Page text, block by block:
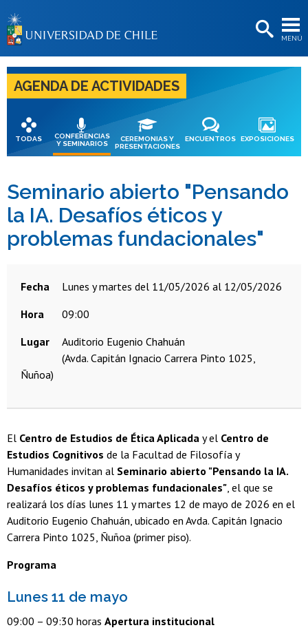
MENÚ
BIBLIOTECAS
LA UNIVERSIDAD
Postulantes
Estudiantes
Académicas/os
Funcionarias/os
Egresadas/os
AGENDA DE ACTIVIDADES
TODAS
CONFERENCIAS
Y SEMINARIOS
CEREMONIAS Y
PRESENTACIONES
ENCUENTROS EXPOSICIONES
Seminario abierto "Pensando
la IA. Desafíos éticos y
problemas fundacionales"
Fecha
lunes y martes del 11/05/2026 al 12/05/2026
Hora
09:00
Lugar
Auditorio Eugenio Chahuán
(Avda. Capitán Ignacio Carrera Pinto 1025,
Ñuñoa)
El Centro de Estudios de Ética Aplicada y el Centro de
Estudios Cognitivos de la Facultad de Filosofía y
Humanidades invitan al Seminario abierto "Pensando la IA.
Desafíos éticos y problemas fundacionales", el que se
realizará los días lunes 11 y martes 12 de mayo de 2026 en el
Auditorio Eugenio Chahuán, ubicado en Avda. Capitán Ignacio
Carrera Pinto 1025, Ñuñoa (primer piso).
Programa
Lunes 11 de mayo
09:00 – 09:30 horas Apertura institucional